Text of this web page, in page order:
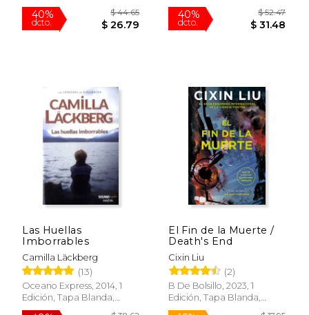
dcto. dcto.
Las Huellas
Imborrables
Camilla Läckberg
(13)
Oceano Express, 2014, 1
Edición, Tapa Blanda,
Nuevo
El Fin de la Muerte /
Death's End
Cixin Liu
(2)
B De Bolsillo, 2023, 1
Edición, Tapa Blanda,
Nuevo